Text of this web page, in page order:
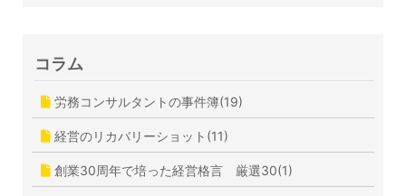
コラム
労務コンサルタントの事件簿(19)
経営のリカバリーショット(11)
創業30周年で培った経営格言 厳選30(1)